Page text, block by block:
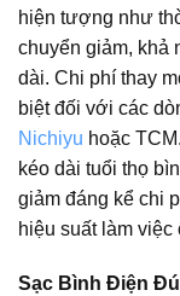
hiện tượng như
chuyển giảm, khả
dài. Chi phí thay
biệt đối với các
Nichiyu hoặc
kéo dài tuổi thọ
giảm đáng kể chi
hiệu suất làm việc
Sạc Bình Điện